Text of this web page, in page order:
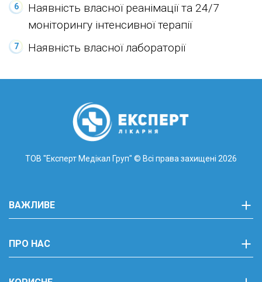
Наявність власної реанімації та 24/7
моніторингу інтенсивної терапії
Наявність власної лабораторії
ТОВ "Експерт Медікал Груп" © Всі права захищені 2026
ВАЖЛИВЕ
ПРО НАС